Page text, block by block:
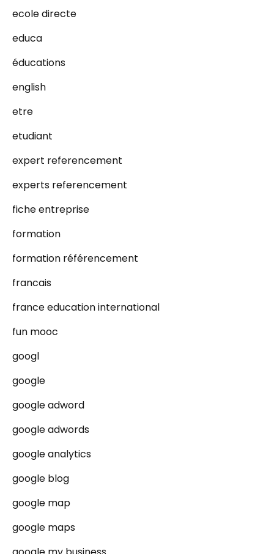
ecole directe
educa
éducations
english
etre
etudiant
expert referencement
experts referencement
fiche entreprise
formation
formation référencement
francais
france education international
fun mooc
googl
google
google adword
google adwords
google analytics
google blog
google map
google maps